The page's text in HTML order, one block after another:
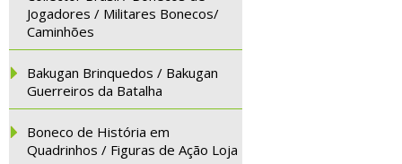
Jogadores / Militares Bonecos/
Caminhões
Bakugan Brinquedos / Bakugan
Guerreiros da Batalha
Boneco de História em
Quadrinhos / Figuras de Ação Loja